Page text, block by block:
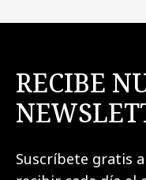
RECIBE
Suscríbete gratis